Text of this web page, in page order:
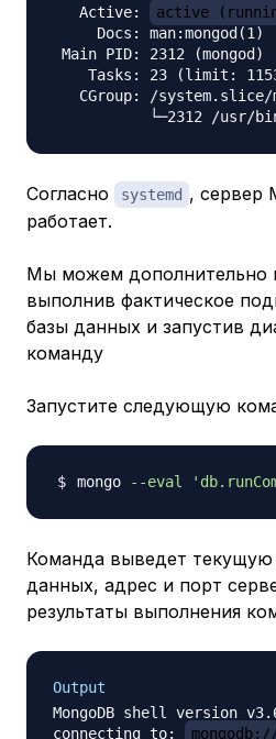
   Active:
active
     Docs: man:mongod(1)
Main PID: 2312 (mongod)
Tasks: 23 (limit:
CGroup: /
Согласно systemd , сервер
работает.
Мы можем дополнительно
выполнив фактическое
базы данных и запустив
команду
Запустите следующую
mongo --eval
Команда выведет
данных, адрес и порт
результаты выполнения
Output
MongoDB shell version
connecting to: